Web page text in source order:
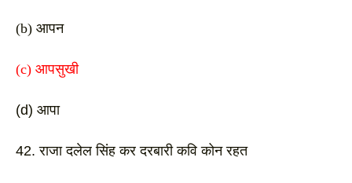
(b) आपन
(c) आपसुखी
(d) आपा
42. राजा दलेल सिंह कर दरबारी कवि कोन रहत